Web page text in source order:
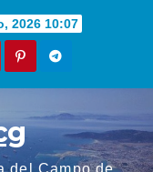
2026 10:07
del Campo de